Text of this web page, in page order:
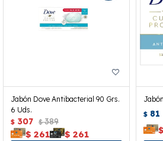
Jabón Dove Antibacterial 90 Grs.
6 Uds.
$ 307 $ 389
$ 261 $ 261
$ 81
$